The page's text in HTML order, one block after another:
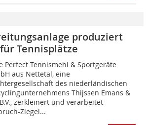
produziert
Tennisplätze
Perfect Tennismehl & Sportgeräte
aus Nette­tal, eine
des niederländischen
Thijssen Emans &
zerkleinert und verarbeitet
Ziegel...